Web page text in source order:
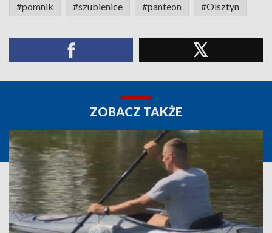
#pomnik #szubienice #panteon #Olsztyn
ZOBACZ TAKŻE